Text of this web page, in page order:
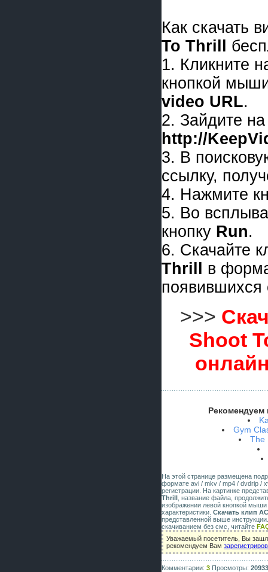
Как скачать
To Thrill
1. Кликните
кнопкой
video URL.
2. Зайдите на
http://
3. В
ссылку,
4. Нажмите
5. Во
кнопку Run.
6. Скачайте
Thrill
в
появившихся
>>>
Shoot
Рекомендуем
Gym
The
На этой странице размещена
формате avi / mkv / mp4 / dvdrip /
регистрации. На картинке
Thrill , название файла,
изображении левой кнопкой
характеристики. Скачать клип
представленной выше
скачиванием без смс, читайте
Уважаемый посетитель, Вы
рекомендуем Вам
Комментарии: 3 Просмотры: 20933